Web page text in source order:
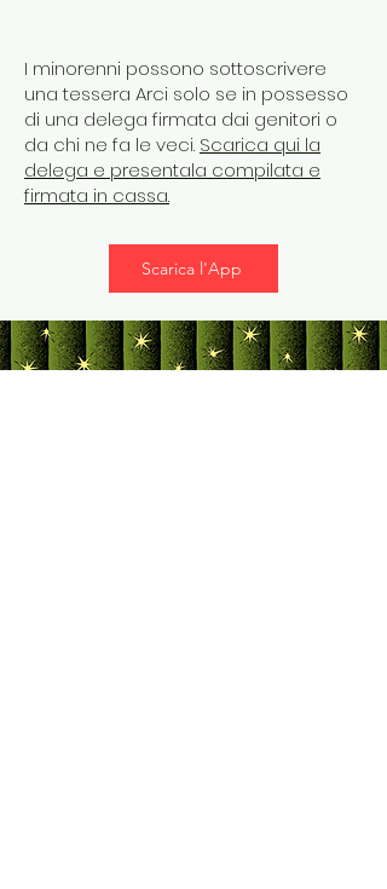
I minorenni possono sottoscrivere
una tessera Arci solo se in possesso
di una delega firmata dai genitori o
da chi ne fa le veci. Scarica qui la
delega e presentala compilata e
firmata in cassa.
Scarica l'App